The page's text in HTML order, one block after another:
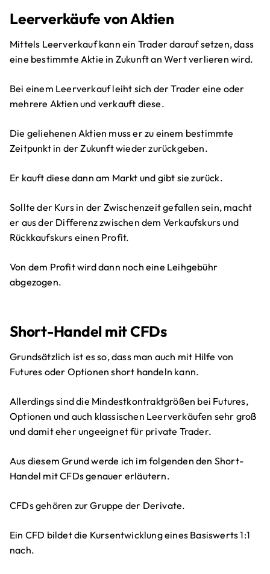
Leerverkäufe von Aktien
Mittels Leerverkauf kann ein Trader darauf setzen, dass
eine bestimmte Aktie in Zukunft an Wert verlieren wird.
Bei einem Leerverkauf leiht sich der Trader eine oder
mehrere Aktien und verkauft diese.
Die geliehenen Aktien muss er zu einem bestimmte
Zeitpunkt in der Zukunft wieder zurückgeben.
Er kauft diese dann am Markt und gibt sie zurück.
Sollte der Kurs in der Zwischenzeit gefallen sein, macht
er aus der Differenz zwischen dem Verkaufskurs und
Rückkaufskurs einen Profit.
Von dem Profit wird dann noch eine Leihgebühr
abgezogen.
Short-Handel mit CFDs
Grundsätzlich ist es so, dass man auch mit Hilfe von
Futures oder Optionen short handeln kann.
Allerdings sind die Mindestkontraktgrößen bei Futures,
Optionen und auch klassischen Leerverkäufen sehr groß
und damit eher ungeeignet für private Trader.
Aus diesem Grund werde ich im folgenden den Short-
Handel mit CFDs genauer erläutern.
CFDs gehören zur Gruppe der Derivate.
Ein CFD bildet die Kursentwicklung eines Basiswerts 1:1
nach.